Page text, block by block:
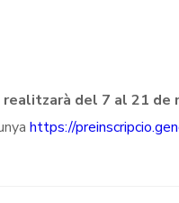
del 7 al 21 de
https://